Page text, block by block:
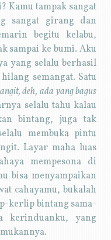
Kamu tampak sangat
sangat girang dan
begitu kelabu,
sampai ke bumi. Aku
yang selalu berhasil
semangat. Satu
deh, ada yang bagus
selalu tahu kalau
bintang, juga tak
membuka pintu
Layar maha luas
mempesona di
bisa menyampaikan
cahayamu, bukalah
kerlip bintang sama-
kerinduanku, yang